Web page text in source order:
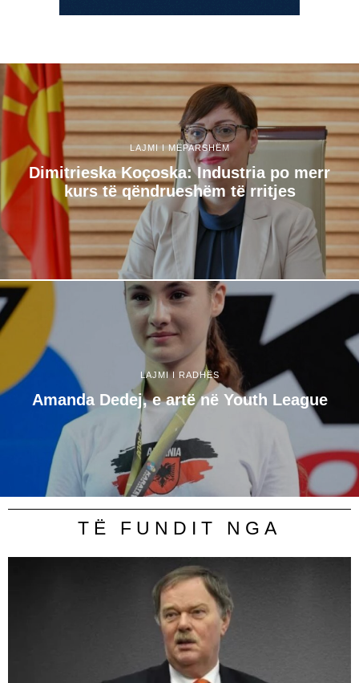
LAJMI I MËPARSHËM
Dimitrieska Koçoska: Industria po merr
kurs të qëndrueshëm të rritjes
LAJMI I RADHËS
Amanda Dedej, e artë në Youth League
TË FUNDIT NGA